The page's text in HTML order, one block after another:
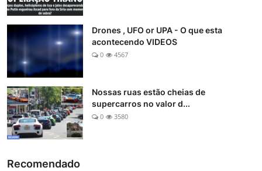
Drones , UFO or UPA - O que esta
acontecendo VIDEOS
0 4567
Nossas ruas estão cheias de
supercarros no valor d...
0 3580
Recomendado